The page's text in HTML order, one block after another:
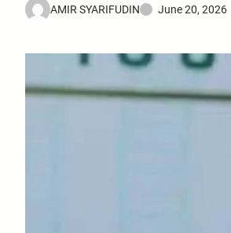
AMIR SYARIFUDIN June 20, 2026